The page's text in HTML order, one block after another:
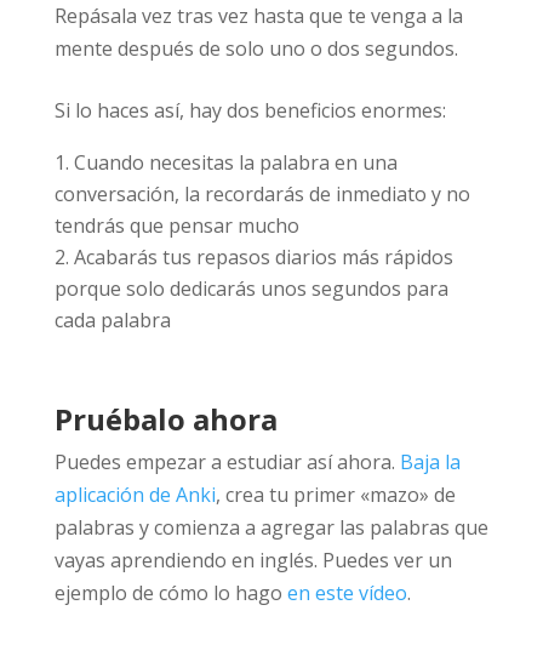
Repásala vez tras vez hasta que te venga a la
mente después de solo uno o dos segundos.
Si lo haces así, hay dos beneficios enormes:
Cuando necesitas la palabra en una
conversación, la recordarás de inmediato y no
tendrás que pensar mucho
Acabarás tus repasos diarios más rápidos
porque solo dedicarás unos segundos para
cada palabra
Pruébalo ahora
Puedes empezar a estudiar así ahora. Baja la
aplicación de Anki, crea tu primer «mazo» de
palabras y comienza a agregar las palabras que
vayas aprendiendo en inglés. Puedes ver un
ejemplo de cómo lo hago en este vídeo.